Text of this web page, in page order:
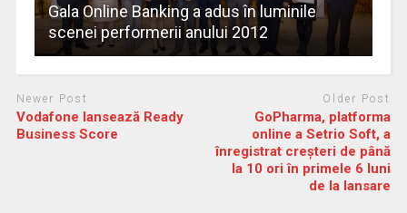
Gala Online Banking a adus în luminile
scenei performerii anului 2012
Newer Post
Vodafone lansează Ready
Business Score
Older Post
GoPharma, platforma
online a Setrio Soft, a
înregistrat creșteri de până
la 10 ori în primele 6 luni
de la lansare